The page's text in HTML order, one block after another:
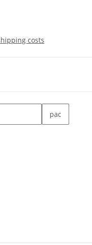
costs
pac